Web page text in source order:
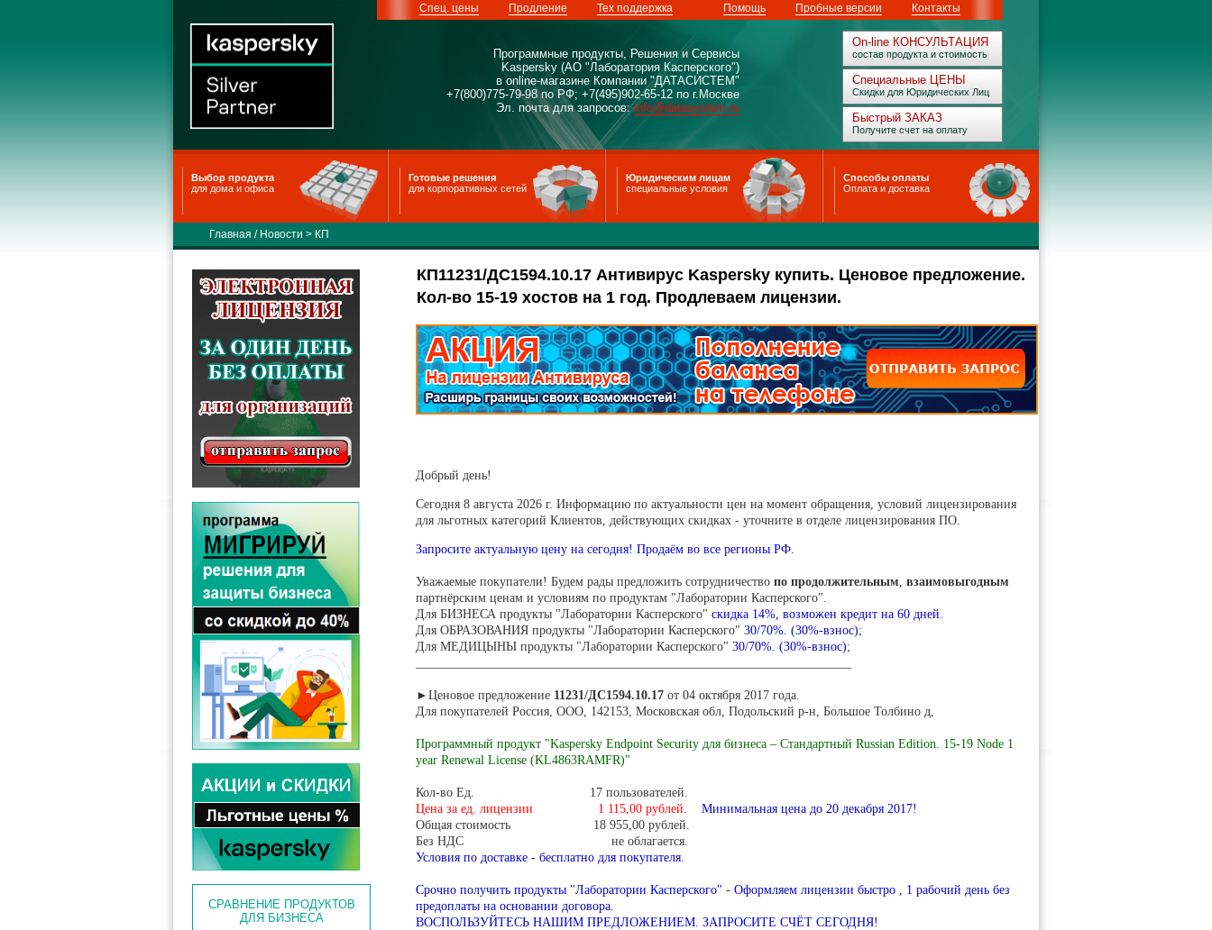
Спец. цены Продление Тех поддержка Помощь Пробные версии Контакты
Программные продукты, Решения и Сервисы
Kaspersky (АО "Лаборатория Касперского")
в online-магазине Компании "ДАТАСИСТЕМ"
+7(800)775-79-98 по РФ; +7(495)902-65-12 по г.Москве
Эл. почта для запросов:info@datasystem.ru
On-line КОНСУЛЬТАЦИЯ
состав продукта и стоимость
Специальные ЦЕНЫ
Скидки для Юридических Лиц
Быстрый ЗАКАЗ
Получите счет на оплату
Выбор продукта
для дома и офиса
Готовые решения
для корпоративных сетей
Юридическим лицам
специальные условия
Способы оплаты
Оплата и доставка
Главная / Новости > КП
СРАВНЕНИЕ ПРОДУКТОВ
ДЛЯ БИЗНЕСА
КП11231/ДС1594.10.17 Антивирус Kaspersky купить. Ценовое предложение.
Кол-во 15-19 хостов на 1 год. Продлеваем лицензии.
Добрый день!
Сегодня 8 августа 2026 г. Информацию по актуальности цен на момент обращения, условий лицензирования
для льготных категорий Клиентов, действующих скидках - уточните в отделе лицензирования ПО.
Запросите актуальную цену на сегодня! Продаём во все регионы РФ.
Уважаемые покупатели! Будем рады предложить сотрудничество по продолжительным, взаимовыгодным
партнёрским ценам и условиям по продуктам "Лаборатории Касперского".
Для БИЗНЕСА продукты "Лаборатории Касперского" скидка 14%, возможен кредит на 60 дней.
Для ОБРАЗОВАНИЯ продукты "Лаборатории Касперского" 30/70%. (30%-взнос);
Для МЕДИЦЫНЫ продукты "Лаборатории Касперского" 30/70%. (30%-взнос);
►Ценовое предложение 11231/ДС1594.10.17 от 04 октября 2017 года.
Для покупателей Россия, ООО, 142153, Московская обл, Подольский р-н, Большое Толбино д,
Программный продукт "Kaspersky Endpoint Security для бизнеса – Стандартный Russian Edition. 15-19 Node 1
year Renewal License (KL4863RAMFR)"
Кол-во Ед. 17 пользователей.
Цена за ед. лицензии 1 115,00 рублей.
Минимальная цена до 20 декабря 2017!
Общая стоимость 18 955,00 рублей.
Без НДС не облагается.
Условия по доставке - бесплатно для покупателя.
Срочно получить продукты "Лаборатории Касперского" - Оформляем лицензии быстро , 1 рабочий день без
предоплаты на основании договора.
ВОСПОЛЬЗУЙТЕСЬ НАШИМ ПРЕДЛОЖЕНИЕМ. ЗАПРОСИТЕ СЧЁТ СЕГОДНЯ!